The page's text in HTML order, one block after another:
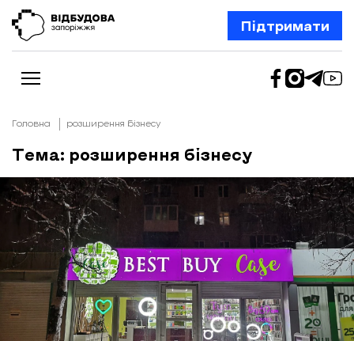
Підтримати
Новини
Відбудова Запоріжжя
Ексклюзив
Бізнес
Шлях додому
Відбудова. Життя
Колонки
Про нас
Редакційна політика
Головна розширення бізнесу
Тема: розширення бізнесу